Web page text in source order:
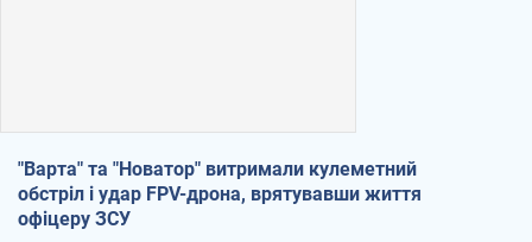
"Варта" та "Новатор" витримали кулеметний
обстріл і удар FPV-дрона, врятувавши життя
офіцеру ЗСУ